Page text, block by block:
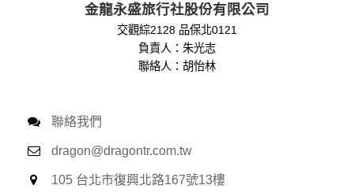
金龍永盛旅行社股份有限公司
交觀綜2128 品保北0121
負責人：朱光志
聯絡人：胡怡林
聯絡我們
dragon@dragontr.com.tw
105 台北市復興北路167號13樓